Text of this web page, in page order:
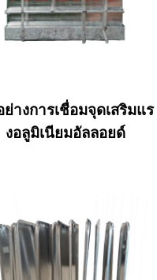
ย่างการเชื่อมจุดเสริมแร
งอลูมิเนียมอัลลอยด์